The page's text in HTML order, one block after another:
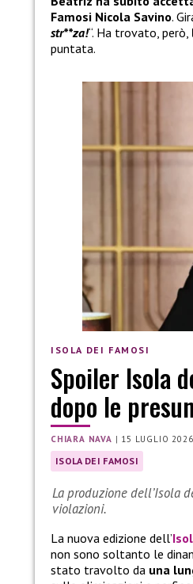
Famosi Nicola Savino.
str**za!“. Ha trovato, però,
puntata.
ISOLA DEI FAMOSI
Spoiler Isola
dopo le
CHIARA NAVA | 15 LUGLIO 2026
ISOLA DEI FAMOSI
La produzione dell’Isola
violazioni.
La nuova edizione dell’
non sono soltanto le
stato travolto da una